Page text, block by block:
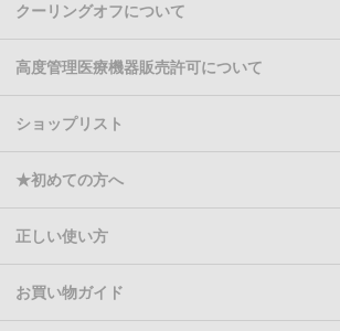
クーリングオフについて
高度管理医療機器販売許可について
ショップリスト
★初めての方へ
正しい使い方
お買い物ガイド